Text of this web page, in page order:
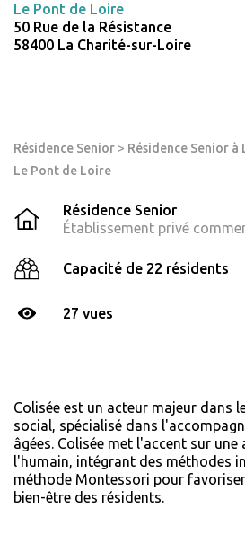
Résidence Senior > Résidence Senior
Le Pont de Loire
Résidence Senior
Établissement privé
Capacité de 22 résidents
27 vues
Colisée est un acteur majeur dans
social, spécialisé dans
âgées. Colisée met l'accent sur
l'humain, intégrant des méthodes
méthode Montessori pour
bien-être des résidents.
Le Pont de Loire
50 Rue de la Résistance
58400 La Charité-sur-Loire